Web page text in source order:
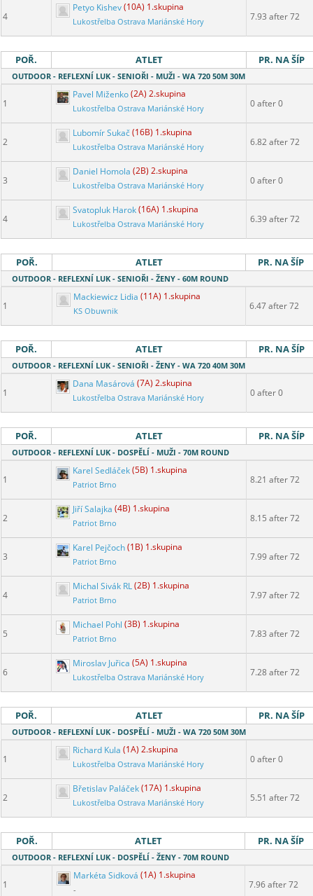
4
Petyo Kishev(10A) 1.skupina
Lukostřelba Ostrava Mariánské Hory 7.93 after 72
POŘ. ATLET PR. NA ŠÍP
OUTDOOR - REFLEXNÍ LUK - SENIOŘI - MUŽI - WA 720 50M 30M
1
Pavel Miženko(2A) 2.skupina
Lukostřelba Ostrava Mariánské Hory 0 after 0
2
Lubomír Sukač(16B) 1.skupina
Lukostřelba Ostrava Mariánské Hory 6.82 after 72
3
Daniel Homola (2B) 2.skupina
Lukostřelba Ostrava Mariánské Hory 0 after 0
4
Svatopluk Harok(16A) 1.skupina
Lukostřelba Ostrava Mariánské Hory 6.39 after 72
POŘ. ATLET PR. NA ŠÍP
OUTDOOR - REFLEXNÍ LUK - SENIOŘI - ŽENY - 60M ROUND
1
Mackiewicz Lidia (11A) 1.skupina
KS Obuwnik 6.47 after 72
POŘ. ATLET PR. NA ŠÍP
OUTDOOR - REFLEXNÍ LUK - SENIOŘI - ŽENY - WA 720 40M 30M
1
Dana Masárová (7A) 2.skupina
Lukostřelba Ostrava Mariánské Hory 0 after 0
POŘ. ATLET PR. NA ŠÍP
OUTDOOR - REFLEXNÍ LUK - DOSPĚLÍ - MUŽI - 70M ROUND
1
Karel Sedláček(5B) 1.skupina
Patriot Brno 8.21 after 72
2
Jiří Salajka (4B) 1.skupina
Patriot Brno 8.15 after 72
3
Karel Pejčoch(1B) 1.skupina
Patriot Brno 7.99 after 72
4
Michal Sivák RL(2B) 1.skupina
Patriot Brno 7.97 after 72
5
Michael Pohl (3B) 1.skupina
Patriot Brno 7.83 after 72
6
Miroslav Juřica (5A) 1.skupina
Lukostřelba Ostrava Mariánské Hory 7.28 after 72
POŘ. ATLET PR. NA ŠÍP
OUTDOOR - REFLEXNÍ LUK - DOSPĚLÍ - MUŽI - WA 720 50M 30M
1
Richard Kula (1A) 2.skupina
Lukostřelba Ostrava Mariánské Hory 0 after 0
2
Břetislav Paláček(17A) 1.skupina
Lukostřelba Ostrava Mariánské Hory 5.51 after 72
POŘ. ATLET PR. NA ŠÍP
OUTDOOR - REFLEXNÍ LUK - DOSPĚLÍ - ŽENY - 70M ROUND
1
Markéta Sidková (1A) 1.skupina
- 7.96 after 72